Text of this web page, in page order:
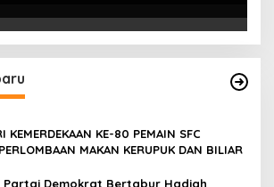
DIRINGKUS ANGGOTA
KEMERDEKAAN KE-80 PEMAIN SFC
MAKAN KERUPUK DAN BILIAR
Partai Demokrat Bertabur Hadiah